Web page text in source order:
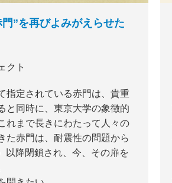
”を再びよみがえらせた
クト
指定されている赤門は、貴重
と同時に、東京大学の象徴的
れまで長きにわたって人々の
た赤門は、耐震性の問題から
以降閉鎖され、今、その扉を